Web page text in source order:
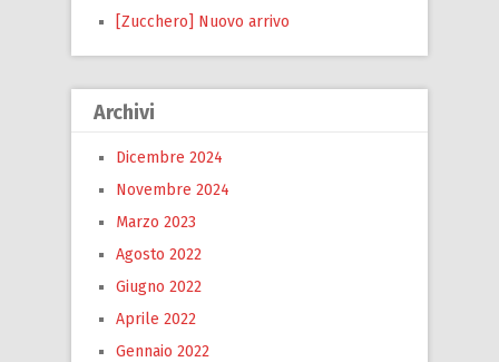
[Zucchero] Nuovo arrivo
Archivi
Dicembre 2024
Novembre 2024
Marzo 2023
Agosto 2022
Giugno 2022
Aprile 2022
Gennaio 2022